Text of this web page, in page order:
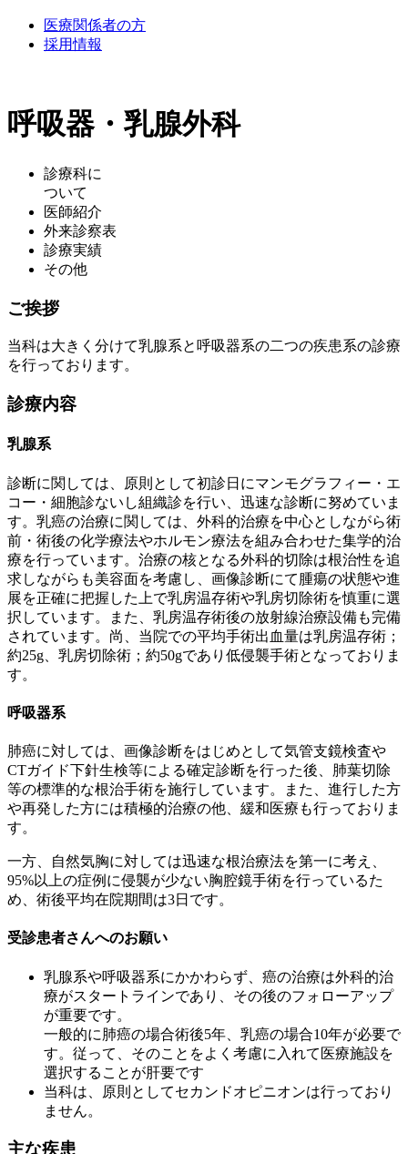
医療関係者の方
採用情報
呼吸器・乳腺外科
診療科に
ついて
医師紹介
外来診察表
診療実績
その他
ご挨拶
当科は大きく分けて乳腺系と呼吸器系の二つの疾患系の診療
を行っております。
診療内容
乳腺系
診断に関しては、原則として初診日にマンモグラフィー・エ
コー・細胞診ないし組織診を行い、迅速な診断に努めていま
す。乳癌の治療に関しては、外科的治療を中心としながら術
前・術後の化学療法やホルモン療法を組み合わせた集学的治
療を行っています。治療の核となる外科的切除は根治性を追
求しながらも美容面を考慮し、画像診断にて腫瘍の状態や進
展を正確に把握した上で乳房温存術や乳房切除術を慎重に選
択しています。また、乳房温存術後の放射線治療設備も完備
されています。尚、当院での平均手術出血量は乳房温存術；
約25g、乳房切除術；約50gであり低侵襲手術となっておりま
す。
呼吸器系
肺癌に対しては、画像診断をはじめとして気管支鏡検査や
CTガイド下針生検等による確定診断を行った後、肺葉切除
等の標準的な根治手術を施行しています。また、進行した方
や再発した方には積極的治療の他、緩和医療も行っておりま
す。
一方、自然気胸に対しては迅速な根治療法を第一に考え、
95%以上の症例に侵襲が少ない胸腔鏡手術を行っているた
め、術後平均在院期間は3日です。
受診患者さんへのお願い
乳腺系や呼吸器系にかかわらず、癌の治療は外科的治
療がスタートラインであり、その後のフォローアップ
が重要です。
一般的に肺癌の場合術後5年、乳癌の場合10年が必要で
す。従って、そのことをよく考慮に入れて医療施設を
選択することが肝要です
当科は、原則としてセカンドオピニオンは行っており
ません。
主な疾患